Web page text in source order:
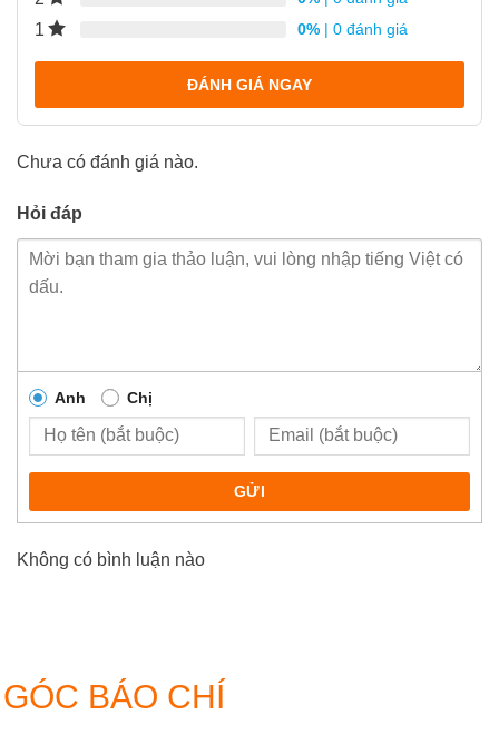
1 0% | 0 đánh giá
ĐÁNH GIÁ NGAY
Chưa có đánh giá nào.
Hỏi đáp
Anh Chị
GỬI
Không có bình luận nào
GÓC BÁO CHÍ